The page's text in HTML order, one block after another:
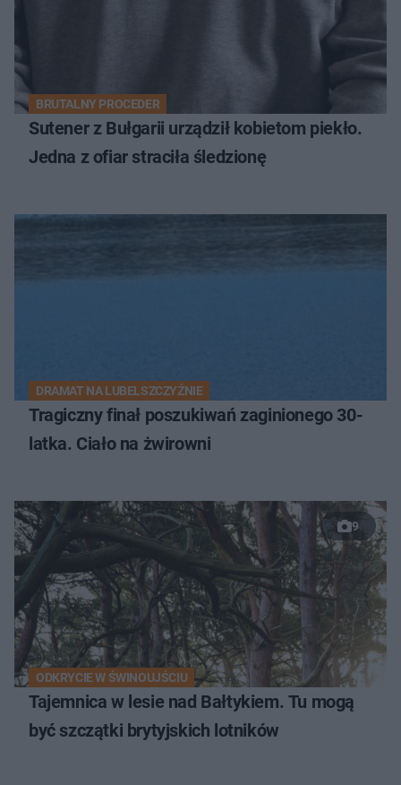
BRUTALNY PROCEDER
Sutener z Bułgarii urządził kobietom piekło.
Jedna z ofiar straciła śledzionę
DRAMAT NA LUBELSZCZYŹNIE
Tragiczny finał poszukiwań zaginionego 30-
latka. Ciało na żwirowni
9
ODKRYCIE W ŚWINOUJŚCIU
Tajemnica w lesie nad Bałtykiem. Tu mogą
być szczątki brytyjskich lotników